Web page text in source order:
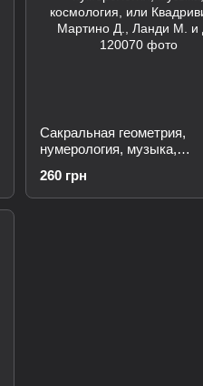
Сакральная геометрия,
нумерология, музыка,
Мартино Д., Ланди М. и др.
260 грн